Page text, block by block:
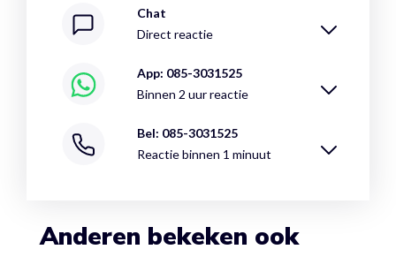
Chat
Direct reactie
App: 085-3031525
Binnen 2 uur reactie
Bel: 085-3031525
Reactie binnen 1 minuut
Anderen bekeken ook